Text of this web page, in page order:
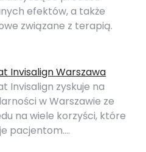
efektów, a także
związane z terapią.
Invisalign Warszawa
Invisalign zyskuje na
w Warszawie ze
na wiele korzyści, które
pacjentom.…